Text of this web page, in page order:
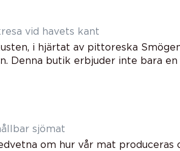
vid havets kant
i hjärtat av pittoreska
Denna butik erbjuder inte bara
sjömat
om hur vår mat produceras